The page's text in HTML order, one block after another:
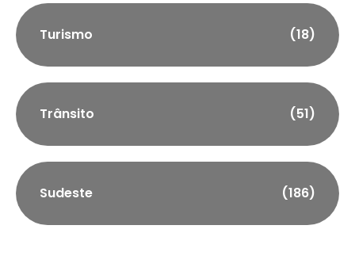
Turismo (18)
Trânsito (51)
Sudeste (186)